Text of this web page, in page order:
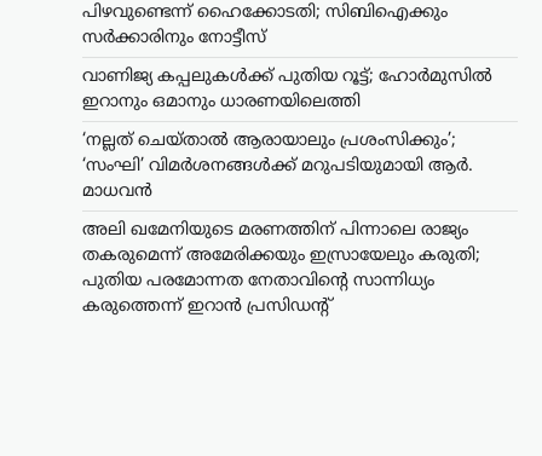
പിഴവുണ്ടെന്ന് ഹൈക്കോടതി; സിബിഐക്കും
സർക്കാരിനും നോട്ടീസ്
വാണിജ്യ കപ്പലുകൾക്ക് പുതിയ റൂട്ട്; ഹോർമുസിൽ
ഇറാനും ഒമാനും ധാരണയിലെത്തി
‘നല്ലത് ചെയ്താൽ ആരായാലും പ്രശംസിക്കും’;
‘സംഘി’ വിമർശനങ്ങൾക്ക് മറുപടിയുമായി ആർ.
മാധവൻ
അലി ഖമേനിയുടെ മരണത്തിന് പിന്നാലെ രാജ്യം
തകരുമെന്ന് അമേരിക്കയും ഇസ്രായേലും കരുതി;
പുതിയ പരമോന്നത നേതാവിന്റെ സാന്നിധ്യം
കരുത്തെന്ന് ഇറാൻ പ്രസിഡന്റ്
അന്താരാഷ്ട്രം,ട്രെൻഡിംഗ്,
ലേറ്റസ്റ്റ് ന്യൂസ്
അലി ഖമേനിയുടെ
മരണത്തിന് പിന്നാലെ